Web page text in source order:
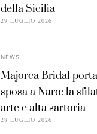
della Sicilia
29 LUGLIO 2026
NEWS
Majorca Bridal
sposa a Naro: la
arte e alta sartoria
28 LUGLIO 2026